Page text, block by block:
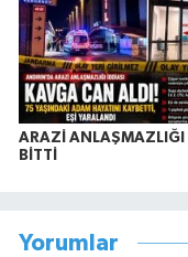
ARAZİ ANLAŞMAZLIĞI
BİTTİ
Yorumlar